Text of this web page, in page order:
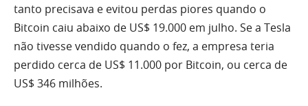
tanto precisava e evitou perdas piores quando o
Bitcoin caiu abaixo de US$ 19.000 em julho. Se a Tesla
não tivesse vendido quando o fez, a empresa teria
perdido cerca de US$ 11.000 por Bitcoin, ou cerca de
US$ 346 milhões.